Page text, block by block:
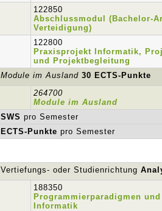
122850
Abschlussmodul (Bachelor-
Verteidigung)
122800
Praxisprojekt Informatik,
und Projektbegleitung
Module im Ausland 30 ECTS-Punkte
264700
Module im Ausland
SWS pro Semester
ECTS-Punktepro Semester
Vertiefungs- oder Studienrichtung
188350
Programmierparadigmen
Informatik